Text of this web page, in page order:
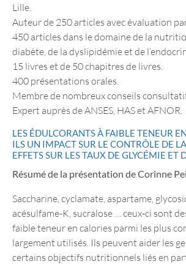
Lille.
Auteur de 250 articles avec évaluation
450 articles dans le domaine de la
diabète, de la dyslipidémie et de
15 livres et de 50 chapitres de livres.
400 présentations orales.
Membre de nombreux conseils
Expert auprès de ANSES, HAS et AFNOR.
LES ÉDULCORANTS À FAIBLE TENEUR
ILS UN IMPACT SUR LE CONTRÔLE DE
EFFETS SUR LES TAUX DE GLYCÉMIE ET
Résumé de la présentation de Corinne
Saccharine, cyclamate, aspartame,
acésulfame-K, sucralose … ceux-ci sont
faible teneur en calories parmi les plus
largement utilisés. Ils peuvent aider les
certains objectifs nutritionnels liés en